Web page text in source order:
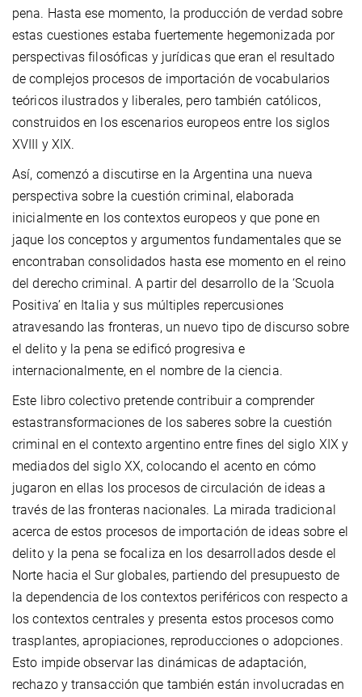
pena. Hasta ese momento, la producción de verdad sobre
estas cuestiones estaba fuertemente hegemonizada por
perspectivas filosóficas y jurídicas que eran el resultado
de complejos procesos de importación de vocabularios
teóricos ilustrados y liberales, pero también católicos,
construidos en los escenarios europeos entre los siglos
XVIII y XIX.
Así, comenzó a discutirse en la Argentina una nueva
perspectiva sobre la cuestión criminal, elaborada
inicialmente en los contextos europeos y que pone en
jaque los conceptos y argumentos fundamentales que se
encontraban consolidados hasta ese momento en el reino
del derecho criminal. A partir del desarrollo de la ‘Scuola
Positiva’ en Italia y sus múltiples repercusiones
atravesando las fronteras, un nuevo tipo de discurso sobre
el delito y la pena se edificó progresiva e
internacionalmente, en el nombre de la ciencia.
Este libro colectivo pretende contribuir a comprender
estastransformaciones de los saberes sobre la cuestión
criminal en el contexto argentino entre fines del siglo XIX y
mediados del siglo XX, colocando el acento en cómo
jugaron en ellas los procesos de circulación de ideas a
través de las fronteras nacionales. La mirada tradicional
acerca de estos procesos de importación de ideas sobre el
delito y la pena se focaliza en los desarrollados desde el
Norte hacia el Sur globales, partiendo del presupuesto de
la dependencia de los contextos periféricos con respecto a
los contextos centrales y presenta estos procesos como
trasplantes, apropiaciones, reproducciones o adopciones.
Esto impide observar las dinámicas de adaptación,
rechazo y transacción que también están involucradas en